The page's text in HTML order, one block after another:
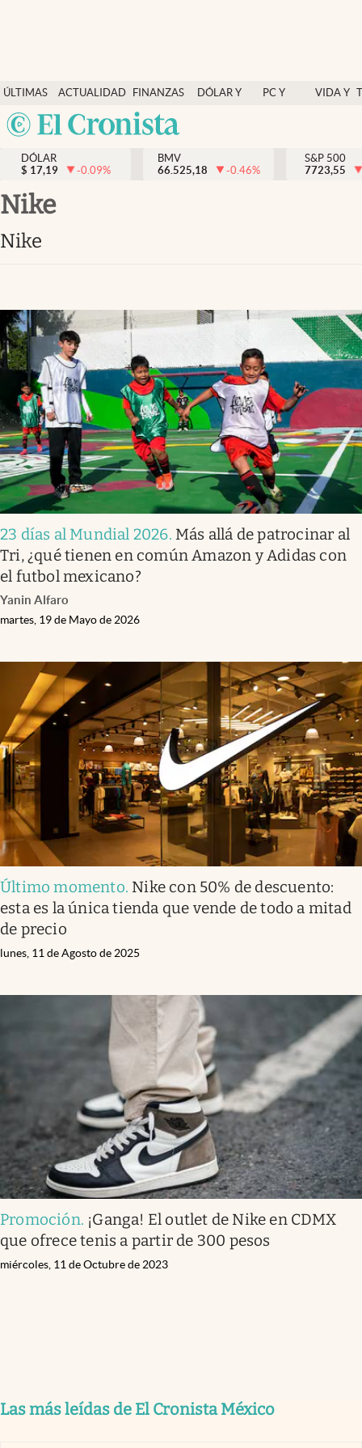
ÚLTIMAS
NOTICIAS
ACTUALIDAD
FINANZAS
Y
ECONOMÍA
DÓLAR Y
PC Y
VIDA Y
México
Actualidad
Finanzas y economía
Dólar y mercados
Opinión
Brand Strategy
Vida y estilo
Tv
Clima
Espiritualidad
Mediakit
abre en nueva pestaña
México
DÓLAR
$ 17,19 -0.09%
BMV
66.525,18
-0.46%
S&P 500
7723,55
Nike
Nike
23 días al Mundial 2026. Más allá de patrocinar al
Tri, ¿qué tienen en común Amazon y Adidas con
el futbol mexicano?
Yanin Alfaro
martes, 19 de Mayo de 2026
Último momento. Nike con 50% de descuento:
esta es la única tienda que vende de todo a mitad
de precio
lunes, 11 de Agosto de 2025
Promoción. ¡Ganga! El outlet de Nike en CDMX
que ofrece tenis a partir de 300 pesos
miércoles, 11 de Octubre de 2023
Las más leídas de El Cronista México